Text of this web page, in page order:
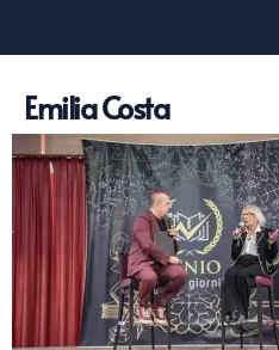
Emilia Costa